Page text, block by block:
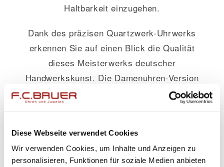
Diese Webseite verwendet Cookies
Wir verwenden Cookies, um Inhalte und Anzeigen zu
personalisieren, Funktionen für soziale Medien anbieten
Haltbarkeit einzugehen.
Dank des präzisen Quartzwerk-Uhrwerks
erkennen Sie auf einen Blick die Qualität
dieses Meisterwerks deutscher
Handwerkskunst. Die Damenuhren-Version
dieser Ringe hebt sich insbesondere durch ihre
raffinierte Balance zwischen Funktionalität und
besondere Anlässe oder um Ihrem Alltag einen
Hauch von Glamour zu verleihen.